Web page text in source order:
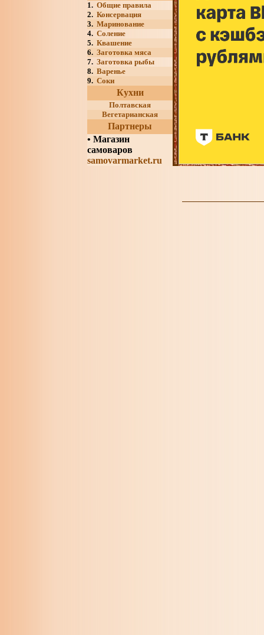
1. Общие правила
2. Консервация
3. Маринование
4. Соление
5. Квашение
6. Заготовка мяса
7. Заготовка рыбы
8. Варенье
9. Соки
Кухни
Полтавская
Вегетарианская
Партнеры
• Магазин
самоваров
samovarmarket.ru